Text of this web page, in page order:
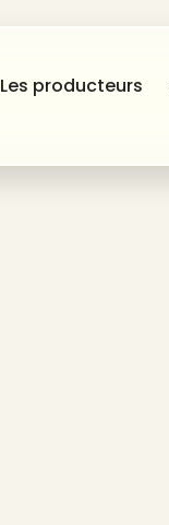
Les producteurs